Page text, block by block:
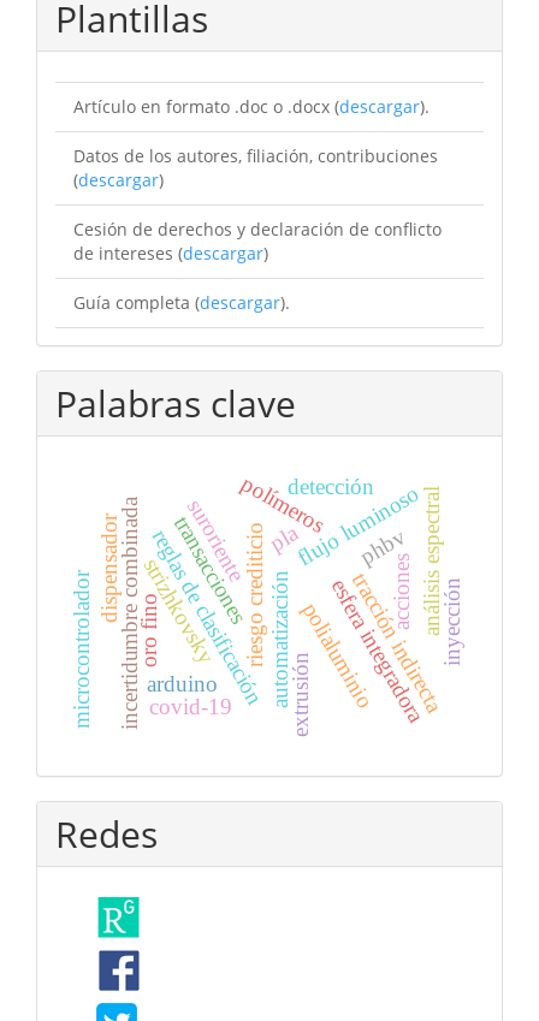
Plantillas
Artículo en formato .doc o .docx (descargar).
Datos de los autores, filiación, contribuciones
(descargar)
Cesión de derechos y declaración de conflicto
de intereses (descargar)
Guía completa (descargar).
Palabras clave
riesgo crediticio
reglas de clasificaciónautomatización esfera integradora
flujo luminoso
incertidumbre combinada polímeros
polialuminiotracción indirecta
análisis espectral
strizhkovsky acciones
transacciones
suroriente
dispensador
arduino
microcontrolador extrusión
inyección
pla phbv
oro fino
covid-19
detección
Redes